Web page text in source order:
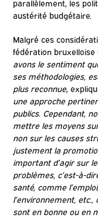
parallèlement, les
austérité budgétaire.
Malgré ces
fédération
avons le sentiment
ses méthodologies,
plus reconnue,
une approche
publics. Cependant,
mettre les moyens
non sur les causes
justement la
important d’agir sur
problèmes, c’est-à-
santé, comme
l’environnement,
sont en bonne ou en